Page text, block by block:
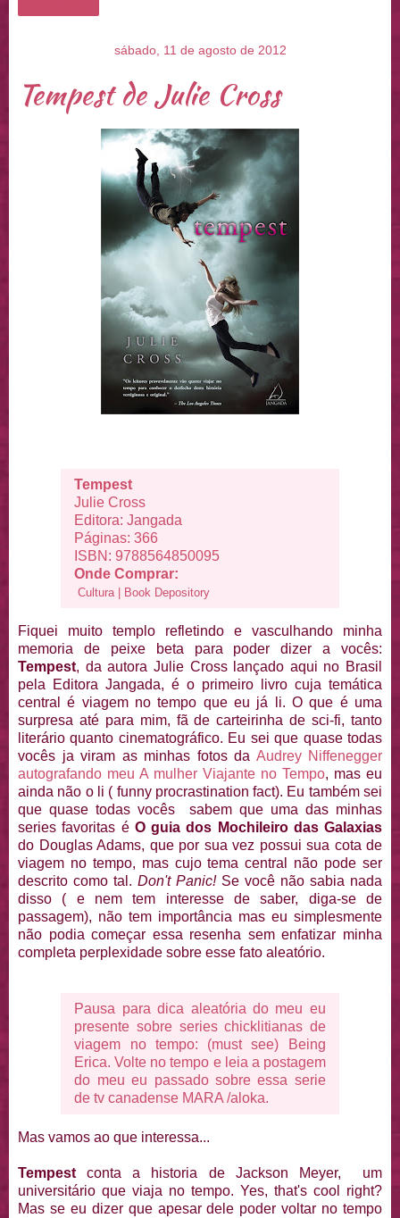
sábado, 11 de agosto de 2012
Tempest de Julie Cross
Tempest
Julie Cross
Editora: Jangada
Páginas: 366
ISBN: 9788564850095
Onde Comprar:
Cultura Book Depository
Fiquei muito templo refletindo e vasculhando minha
memoria de peixe beta para poder dizer a vocês:
Tempest, da autora Julie Cross lançado aqui no Brasil
pela Editora Jangada, é o primeiro livro cuja temática
central é viagem no tempo que eu já li. O que é uma
surpresa até para mim, fã de carteirinha de sci-fi, tanto
literário quanto cinematográfico. Eu sei que quase todas
vocês ja viram as minhas fotos da Audrey Niffenegger
autografando meu A mulher Viajante no Tempo, mas eu
ainda não o li ( funny procrastination fact). Eu também sei
que quase todas vocês sabem que uma das minhas
series favoritas é O guia dos Mochileiro das Galaxias
do Douglas Adams, que por sua vez possui sua cota de
viagem no tempo, mas cujo tema central não pode ser
descrito como tal. Don't Panic!Se você não sabia nada
disso ( e nem tem interesse de saber, diga-se de
passagem), não tem importância mas eu simplesmente
não podia começar essa resenha sem enfatizar minha
completa perplexidade sobre esse fato aleatório.
Pausa para dica aleatória do meu eu
presente sobre series chicklitianas de
viagem no tempo: (must see) Being
Erica. Volte no tempo e leia a postagem
do meu eu passado sobre essa serie
de tv canadense MARA /aloka.
Mas vamos ao que interessa...
Tempest conta a historia de Jackson Meyer, um
universitário que viaja no tempo. Yes, that's cool right?
Mas se eu dizer que apesar dele poder voltar no tempo